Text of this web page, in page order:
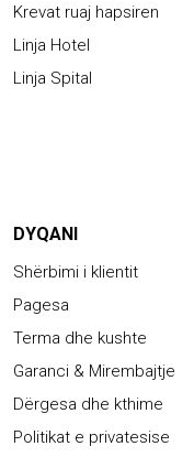
Krevat ruaj hapsiren
Linja Hotel
Linja Spital
DYQANI
Shërbimi i klientit
Pagesa
Terma dhe kushte
Garanci & Mirembajtje
Dërgesa dhe kthime
Politikat e privatesise